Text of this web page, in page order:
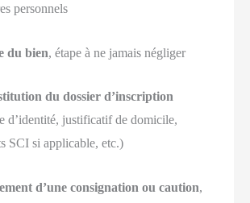
personnels
du bien, étape à ne jamais négliger
du dossier d’inscription
d’identité, justificatif de domicile,
SCI si applicable, etc.)
d’une consignation ou caution,